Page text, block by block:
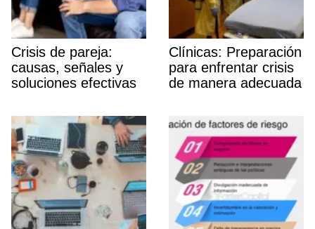
Crisis de pareja:
causas, señales y
soluciones efectivas
Clí­nicas: Preparación
para enfrentar crisis
de manera adecuada